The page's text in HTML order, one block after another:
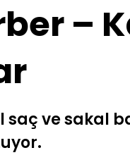
–
ve sakal